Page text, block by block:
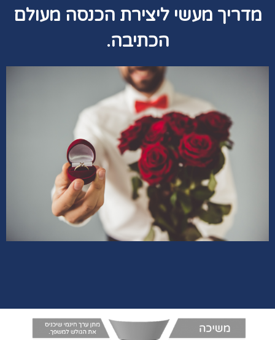
מדריך מעשי ליצירת הכנסה מעולם
הכתיבה.